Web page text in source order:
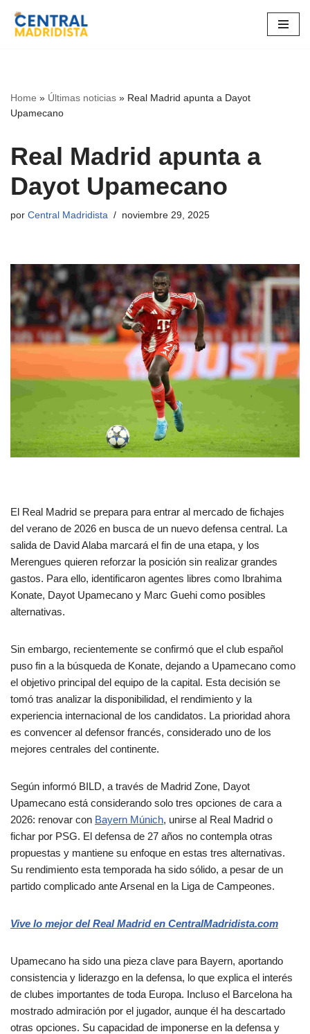
Ir
Home » Últimas noticias » Real Madrid apunta a Dayot
Upamecano
Real Madrid apunta a
Dayot Upamecano
por Central Madridista noviembre 29, 2025
El Real Madrid se prepara para entrar al mercado de fichajes
del verano de 2026 en busca de un nuevo defensa central. La
salida de David Alaba marcará el fin de una etapa, y los
Merengues quieren reforzar la posición sin realizar grandes
gastos. Para ello, identificaron agentes libres como Ibrahima
Konate, Dayot Upamecano y Marc Guehi como posibles
alternativas.
Sin embargo, recientemente se confirmó que el club español
puso fin a la búsqueda de Konate, dejando a Upamecano como
el objetivo principal del equipo de la capital. Esta decisión se
tomó tras analizar la disponibilidad, el rendimiento y la
experiencia internacional de los candidatos. La prioridad ahora
es convencer al defensor francés, considerado uno de los
mejores centrales del continente.
Según informó BILD, a través de Madrid Zone, Dayot
Upamecano está considerando solo tres opciones de cara a
2026: renovar con Bayern Múnich, unirse al Real Madrid o
fichar por PSG. El defensa de 27 años no contempla otras
propuestas y mantiene su enfoque en estas tres alternativas.
Su rendimiento esta temporada ha sido sólido, a pesar de un
partido complicado ante Arsenal en la Liga de Campeones.
Vive lo mejor del Real Madrid en CentralMadridista.com
Upamecano ha sido una pieza clave para Bayern, aportando
consistencia y liderazgo en la defensa, lo que explica el interés
de clubes importantes de toda Europa. Incluso el Barcelona ha
mostrado admiración por el jugador, aunque él ha descartado
otras opciones. Su capacidad de imponerse en la defensa y